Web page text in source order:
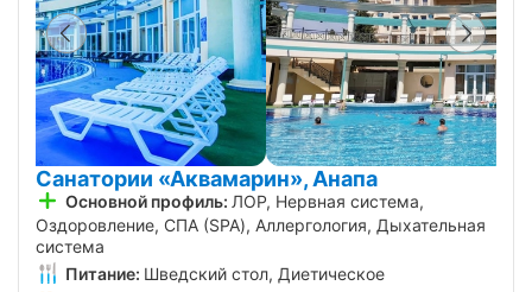
Санатории «Аквамарин», Анапа
Основной профиль: ЛОР, Нервная система,
Оздоровление, СПА (SPA), Аллергология, Дыхательная
система
Питание: Шведский стол, Диетическое